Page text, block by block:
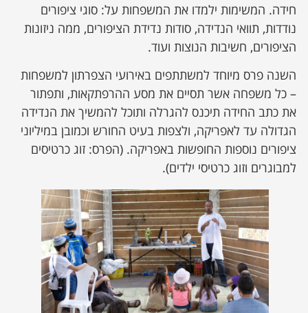
חידה. המשימות ילמדו את המשפחות על: סוגי ציפורים
נודדות, תוואי הנדידה, סודות נדידת הציפורים, ממה ניזונות
הציפורים, חשיבות הנוצות ועוד.
השנה פרס מיוחד למשתתפים באירועי הצפרתון למשפחות
– כל משפחה אשר תסיים את מסע ההרפתקאות, ותפתור
את כתב החידה תיכנס להגרלה ותוכל להמשיך את הנדידה
הגדולה עד לאפריקה, ולצפות בעיט החורש וכמובן במיליוני
ציפורים נוספות החופשות באפריקה. (הפרס: זוג כרטיסים
למבוגרים וזוג כרטיסי ילדים).